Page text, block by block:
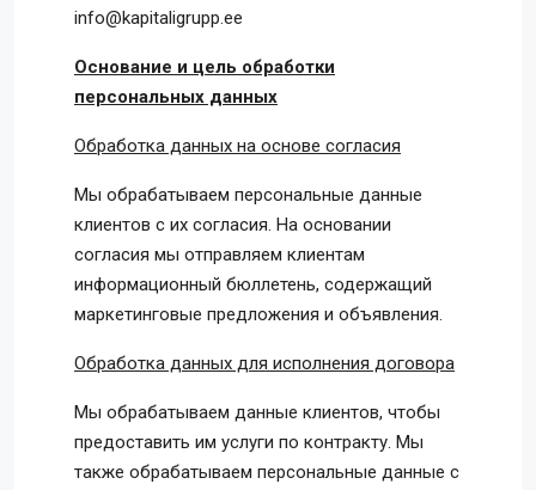
info@kapitaligrupp.ee
Основание и цель обработки
персональных данных
Обработка данных на основе согласия
Мы обрабатываем персональные данные
клиентов с их согласия. На основании
согласия мы отправляем клиентам
информационный бюллетень, содержащий
маркетинговые предложения и объявления.
Обработка данных для исполнения договора
Мы обрабатываем данные клиентов, чтобы
предоставить им услуги по контракту. Мы
также обрабатываем персональные данные с